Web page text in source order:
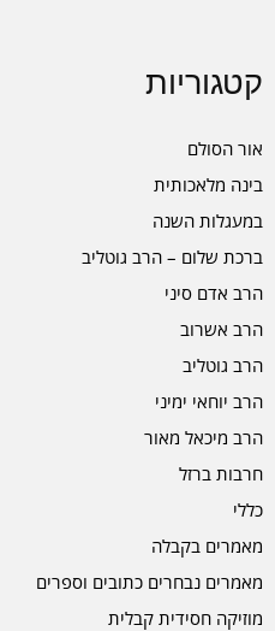
קטגוריות
אור הסולם
בינה מלאכותית
במעגלות השנה
ברכת שלום – הרב גוטליב
הרב אדם סיני
הרב אשרוב
הרב גוטליב
הרב יוחאי ימיני
הרב מיכאל מאור
חרבות ברזל
כללי
מאמרים בקבלה
מאמרים נבחרים כתובים וספרים
מוזיקה חסידית קבלית